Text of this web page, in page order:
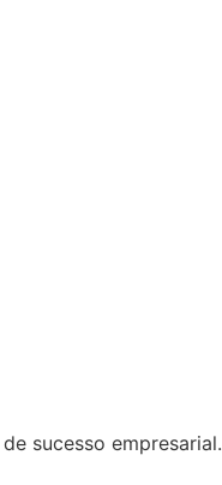
sucesso empresarial.